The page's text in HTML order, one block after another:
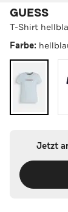
GUESS
T-Shirt
Farbe:
Jetzt